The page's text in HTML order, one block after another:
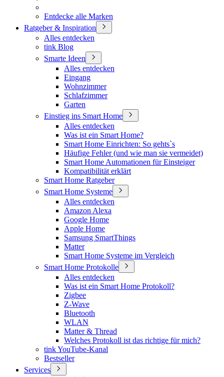
Entdecke alle Marken
Ratgeber & Inspiration
Alles entdecken
tink Blog
Smarte Ideen
Alles entdecken
Eingang
Wohnzimmer
Schlafzimmer
Garten
Einstieg ins Smart Home
Alles entdecken
Was ist ein Smart Home?
Smart Home Einrichten: So gehts`s
Häufige Fehler (und wie man sie vermeidet)
Smart Home Automationen für Einsteiger
Kompatibilität erklärt
Smart Home Ratgeber
Smart Home Systeme
Alles entdecken
Amazon Alexa
Google Home
Apple Home
Samsung SmartThings
Matter
Smart Home Systeme im Vergleich
Smart Home Protokolle
Alles entdecken
Was ist ein Smart Home Protokoll?
Zigbee
Z-Wave
Bluetooth
WLAN
Matter & Thread
Welches Protokoll ist das richtige für mich?
tink YouTube-Kanal
Bestseller
Services